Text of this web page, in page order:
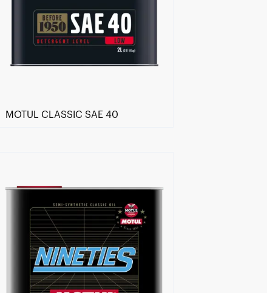
Händlersuche
MOTUL CLASSIC SAE 40